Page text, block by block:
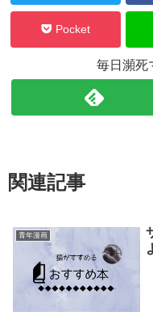
Pocket
毎日瀕死
関連記事
青年漫画